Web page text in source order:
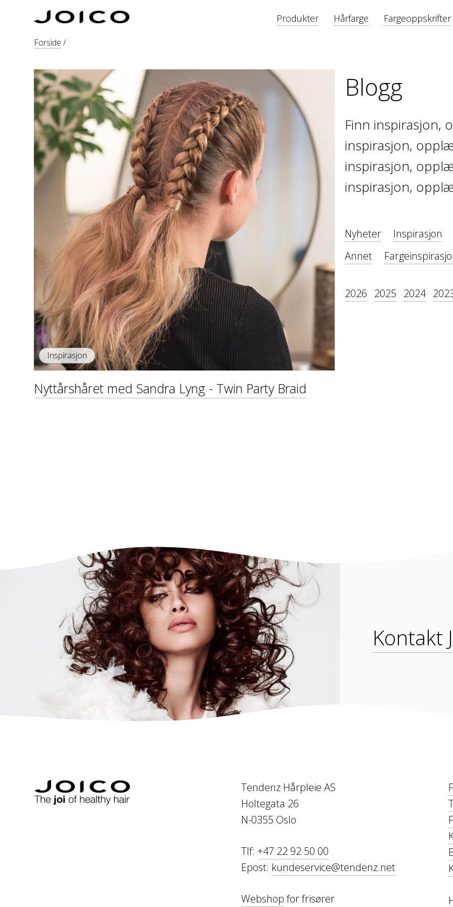
Produkter Hårfarge Fargeoppskrifter
Forside /
Inspirasjon
Nyttårshåret med Sandra Lyng - Twin Party Braid
Blogg
Finn inspirasjon,
inspirasjon,
inspirasjon,
inspirasjon,
Nyheter Inspirasjon
Annet
2026 2025 2024
Kontakt
Tendenz Hårpleie AS
Holtegata 26
N-0355 Oslo
Tlf:+47 22 92 50 00
Epost: kundeservice@tendenz.net
Webshop for frisører